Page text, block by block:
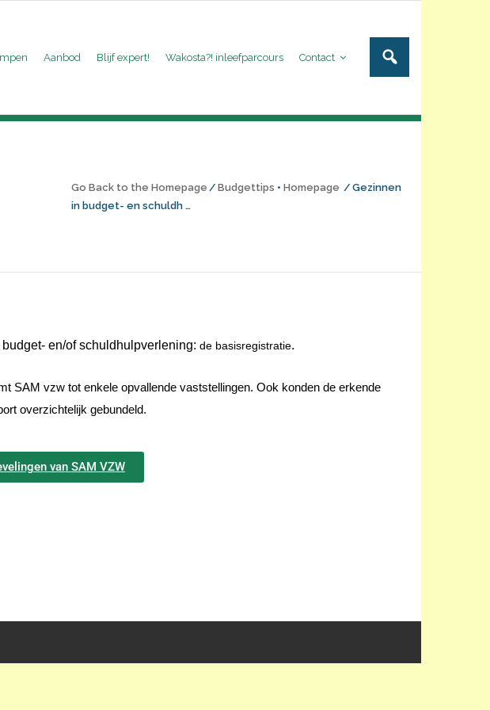
Aanbod Blijf expert! Wakosta?! inleefparcours Contact
Go Back to the Homepage / Budgettips • Homepage / Gezinnen
in budget- en schuldh …
en/of schuldhulpverlening: de basisregistratie.
SAM vzw tot enkele opvallende vaststellingen. Ook konden de erkende
overzichtelijk gebundeld.
van SAM VZW